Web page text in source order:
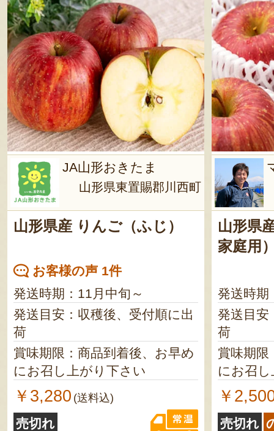
JA山形おきたま
山形県東置賜郡川西町
山形県産 りんご（ふじ）
お客様の声 1件
発送時期：11月中旬～
発送目安：収穫後、受付順に出
荷
賞味期限：商品到着後、お早め
にお召し上がり下さい
￥3,280 (送料込)
売切れ
山形県
家庭用
発送時期
発送目安
荷
賞味期限
にお召
￥
売切れ